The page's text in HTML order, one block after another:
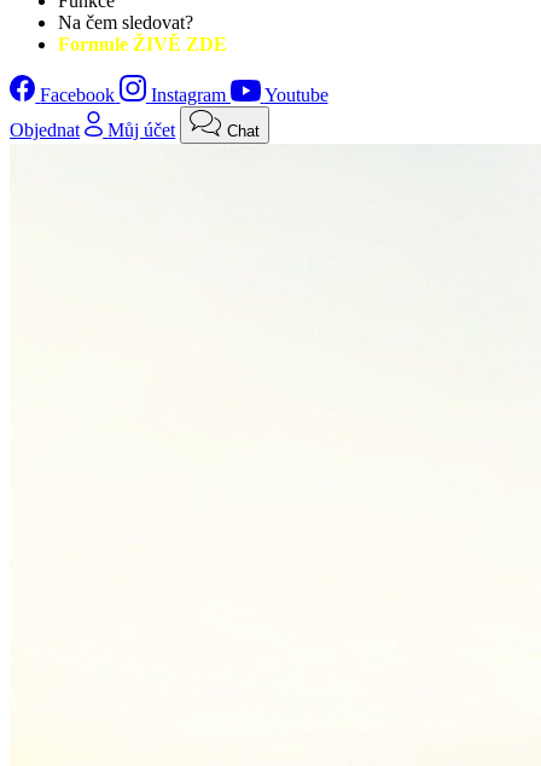
Na čem sledovat?
Formule ŽIVĚ ZDE
Facebook Instagram
Youtube
Objednat
Můj účet Chat